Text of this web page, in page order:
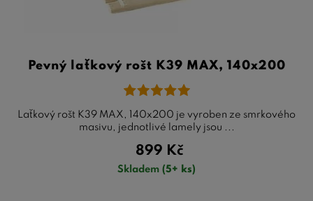
Pevný laťkový rošt K39 MAX, 140x200
Laťkový rošt K39 MAX, 140x200 je vyroben ze smrkového
masivu, jednotlivé lamely jsou ...
899 Kč
Skladem (5+ ks)